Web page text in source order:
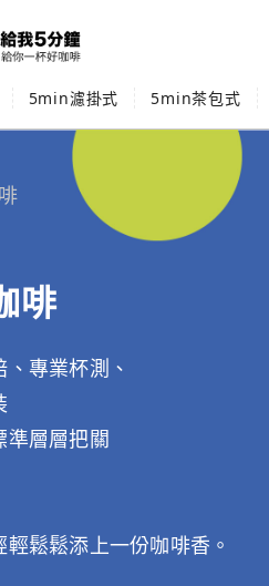
5min濾掛式 5min茶包式
啡
專業杯測、
準層層把關
鬆鬆添上一份咖啡香。